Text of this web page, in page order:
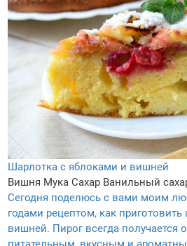
Шарлотка с яблоками и вишней
Вишня Мука Сахар Ванильный
Сегодня поделюсь с вами моим
годами рецептом, как
вишней. Пирог всегда получается